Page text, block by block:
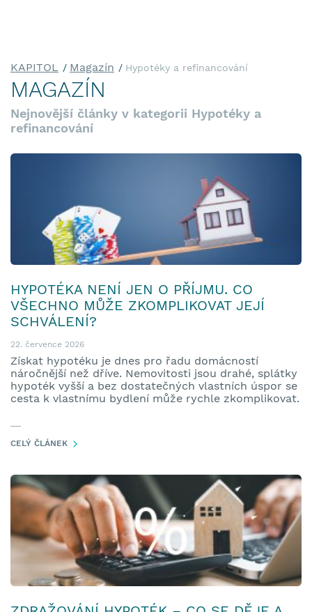
KAPITOL Magazín Hypotéky a refinancování
MAGAZÍN
Nejnovější články v kategorii Hypotéky a
refinancování
HYPOTÉKA NENÍ JEN O PŘÍJMU. CO
VŠECHNO MŮŽE ZKOMPLIKOVAT JEJÍ
SCHVÁLENÍ?
22. července 2026
Získat hypotéku je dnes pro řadu domácností
náročnější než dříve. Nemovitosti jsou drahé, splátky
hypoték vyšší a bez dostatečných vlastních úspor se
cesta k vlastnímu bydlení může rychle zkomplikovat.
CELÝ ČLÁNEK